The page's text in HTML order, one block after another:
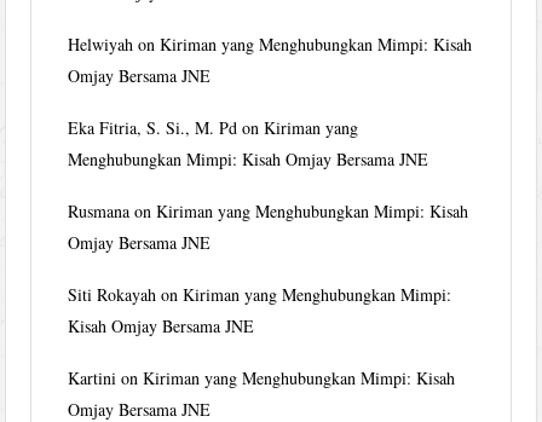
Helwiyah onKiriman yang Menghubungkan Mimpi: Kisah
Omjay Bersama JNE
Eka Fitria, S. Si., M. Pd onKiriman yang
Menghubungkan Mimpi: Kisah Omjay Bersama JNE
Rusmana onKiriman yang Menghubungkan Mimpi: Kisah
Omjay Bersama JNE
Siti Rokayah onKiriman yang Menghubungkan Mimpi:
Kisah Omjay Bersama JNE
Kartini onKiriman yang Menghubungkan Mimpi: Kisah
Omjay Bersama JNE